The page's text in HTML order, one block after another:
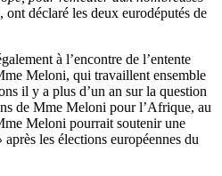
, ont déclaré les deux eurodéputés de
à l’encontre de l’entente
Meloni, qui travaillent ensemble
il y a plus d’un an sur la question
de Mme Meloni pour l’Afrique, au
Meloni pourrait soutenir une
après les élections européennes du